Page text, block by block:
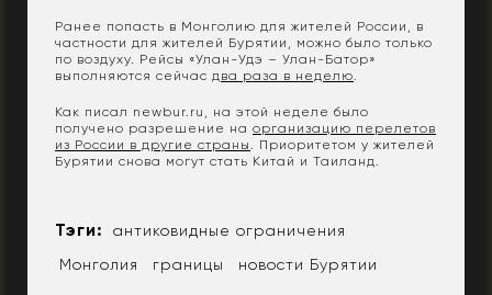
Ранее попасть в Монголию для жителей России, в
частности для жителей Бурятии, можно было только
по воздуху. Рейсы «Улан-Удэ – Улан-Батор»
выполняются сейчас два раза в неделю.
Как писал newbur.ru, на этой неделе было
получено разрешение на организацию перелетов
из России в другие страны. Приоритетом у жителей
Бурятии снова могут стать Китай и Таиланд.
Тэги:
антиковидные ограничения
Монголия
границы новости Бурятии